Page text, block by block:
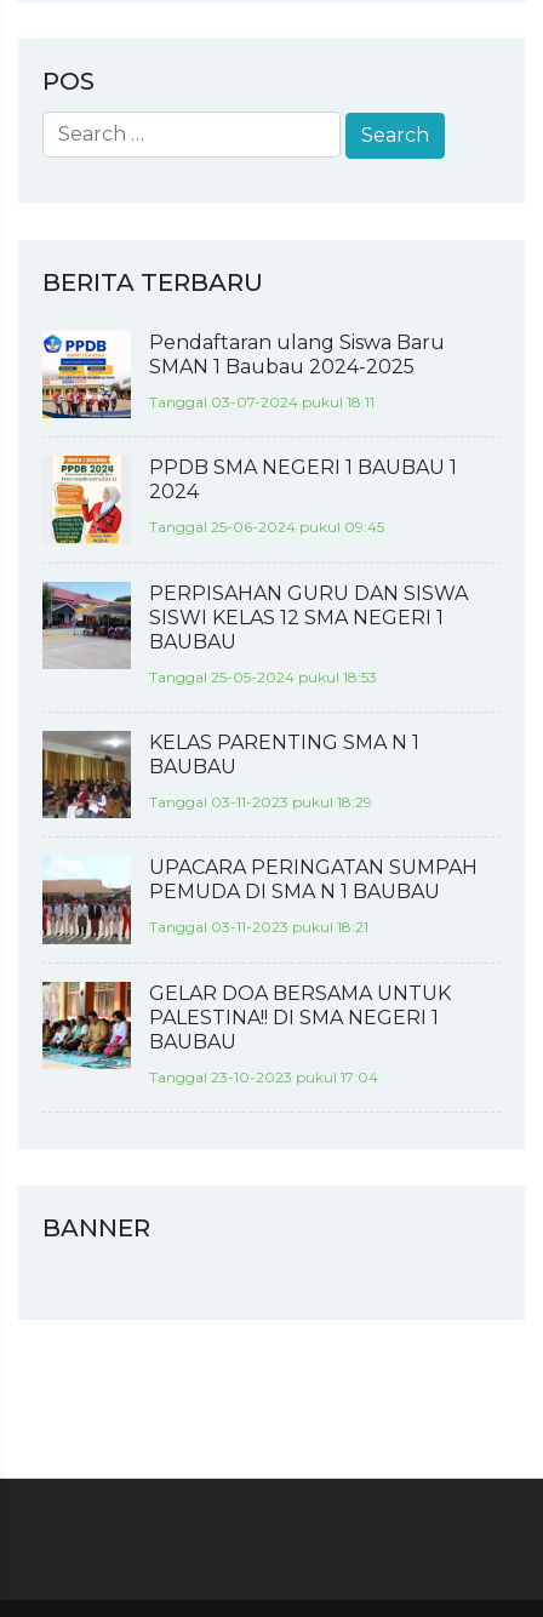
POS
BERITA TERBARU
Pendaftaran ulang Siswa Baru
SMAN 1 Baubau 2024-2025
Tanggal 03-07-2024 pukul 18:11
PPDB SMA NEGERI 1 BAUBAU 1
2024
Tanggal 25-06-2024 pukul 09:45
PERPISAHAN GURU DAN SISWA
SISWI KELAS 12 SMA NEGERI 1
BAUBAU
Tanggal 25-05-2024 pukul 18:53
KELAS PARENTING SMA N 1
BAUBAU
Tanggal 03-11-2023 pukul 18:29
UPACARA PERINGATAN SUMPAH
PEMUDA DI SMA N 1 BAUBAU
Tanggal 03-11-2023 pukul 18:21
GELAR DOA BERSAMA UNTUK
PALESTINA!! DI SMA NEGERI 1
BAUBAU
Tanggal 23-10-2023 pukul 17:04
BANNER